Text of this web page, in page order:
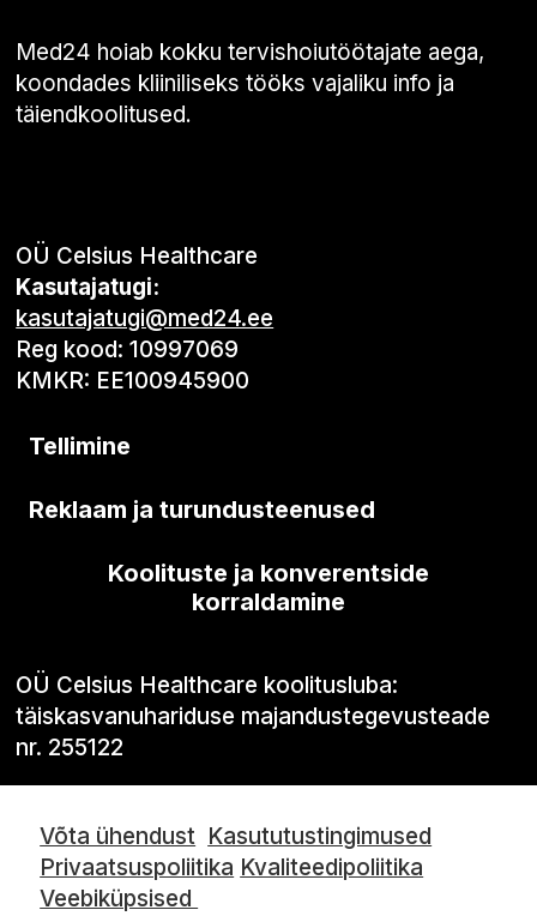
Med24 hoiab kokku tervishoiutöötajate aega,
koondades kliiniliseks tööks vajaliku info ja
täiendkoolitused.
OÜ Celsius Healthcare
Kasutajatugi:
kasutajatugi@med24.ee
Reg kood: 10997069
KMKR: EE100945900
Tellimine
Reklaam ja turundusteenused
Koolituste ja konverentside
korraldamine
OÜ Celsius Healthcare koolitusluba:
täiskasvanuhariduse majandustegevusteade
nr. 255122
Võta ühendust Kasututustingimused
Privaatsuspoliitika Kvaliteedipoliitika
Veebiküpsised